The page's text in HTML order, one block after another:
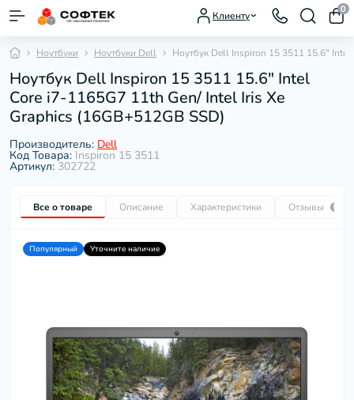
Клиенту
0
Ноутбуки Ноутбуки Dell Ноутбук Dell Inspiron 15 3511 15.6"
Ноутбук Dell Inspiron 15 3511 15.6" Intel
Core i7-1165G7 11th Gen/ Intel Iris Xe
Graphics (16GB+512GB SSD)
Производитель: Dell
Код Товара: Inspiron 15 3511
Артикул: 302722
Все о товаре Описание Характеристики Отзывы 0
Популярный Уточните наличие